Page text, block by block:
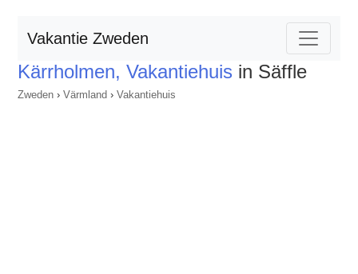
Vakantie Zweden
Kärrholmen, Vakantiehuis in Säffle
Zweden › Värmland › Vakantiehuis